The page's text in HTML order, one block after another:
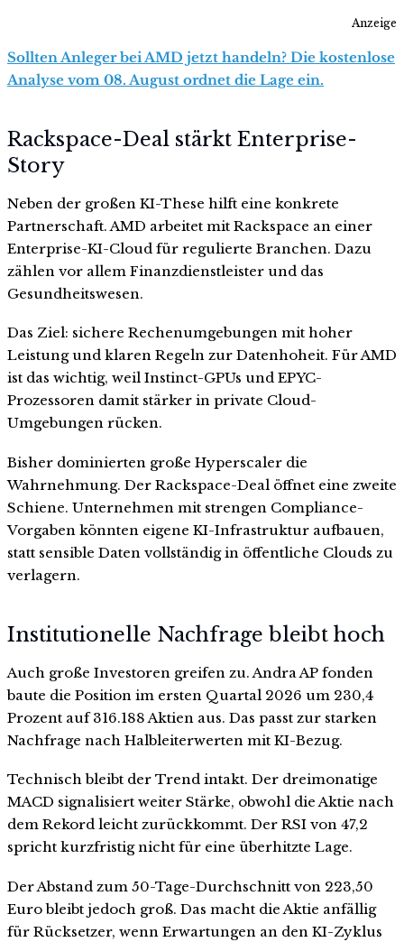
Anzeige
Sollten Anleger bei AMD jetzt handeln? Die kostenlose
Analyse vom 08. August ordnet die Lage ein.
Rackspace-Deal stärkt Enterprise-
Story
Neben der großen KI-These hilft eine konkrete
Partnerschaft. AMD arbeitet mit Rackspace an einer
Enterprise-KI-Cloud für regulierte Branchen. Dazu
zählen vor allem Finanzdienstleister und das
Gesundheitswesen.
Das Ziel: sichere Rechenumgebungen mit hoher
Leistung und klaren Regeln zur Datenhoheit. Für AMD
ist das wichtig, weil Instinct-GPUs und EPYC-
Prozessoren damit stärker in private Cloud-
Umgebungen rücken.
Bisher dominierten große Hyperscaler die
Wahrnehmung. Der Rackspace-Deal öffnet eine zweite
Schiene. Unternehmen mit strengen Compliance-
Vorgaben könnten eigene KI-Infrastruktur aufbauen,
statt sensible Daten vollständig in öffentliche Clouds zu
verlagern.
Institutionelle Nachfrage bleibt hoch
Auch große Investoren greifen zu. Andra AP fonden
baute die Position im ersten Quartal 2026 um 230,4
Prozent auf 316.188 Aktien aus. Das passt zur starken
Nachfrage nach Halbleiterwerten mit KI-Bezug.
Technisch bleibt der Trend intakt. Der dreimonatige
MACD signalisiert weiter Stärke, obwohl die Aktie nach
dem Rekord leicht zurückkommt. Der RSI von 47,2
spricht kurzfristig nicht für eine überhitzte Lage.
Der Abstand zum 50-Tage-Durchschnitt von 223,50
Euro bleibt jedoch groß. Das macht die Aktie anfällig
für Rücksetzer, wenn Erwartungen an den KI-Zyklus